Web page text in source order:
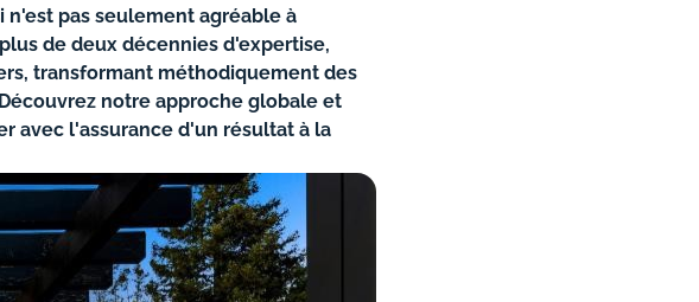
n'est pas seulement agréable à
de deux décennies d'expertise,
transformant méthodiquement des
notre approche globale et
avec l'assurance d'un résultat à la